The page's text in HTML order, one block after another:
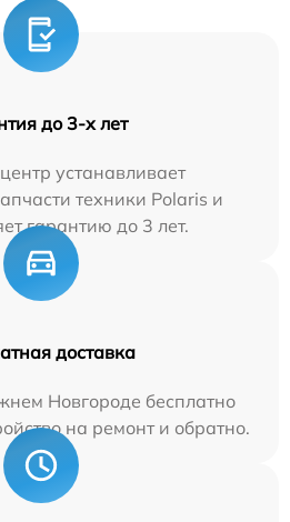
до 3-х лет
устанавливает
техники Polaris и
гарантию до 3 лет.
доставка
Новгороде бесплатно
на ремонт и обратно.